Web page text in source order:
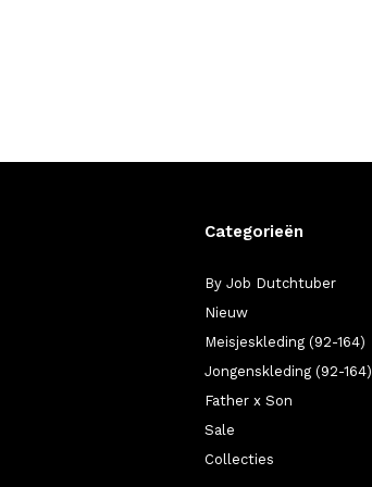
Categorieën
By Job Dutchtuber
Nieuw
Meisjeskleding (92-164)
Jongenskleding (92-164)
Father x Son
Sale
Collecties